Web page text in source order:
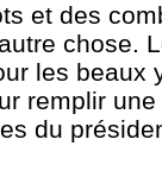
et des
chose.
les beaux
remplir
du